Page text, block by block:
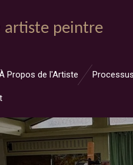
artiste peintre
Propos de l'Artiste